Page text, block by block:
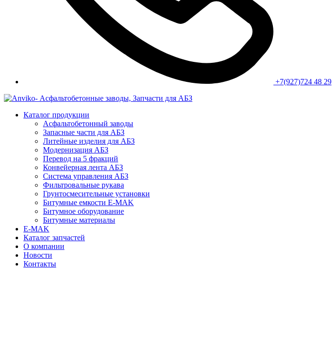
+7(927)724 48 29
Каталог продукции
Асфальтобетонный заводы
Запасные части для АБЗ
Литейные изделия для АБЗ
Модернизация АБЗ
Перевод на 5 фракций
Конвейерная лента АБЗ
Система управления АБЗ
Фильтровальные рукава
Грунтосмесительные установки
Битумные емкости E-MAK
Битумное оборудование
Битумные материалы
E-MAK
Каталог запчастей
О компании
Новости
Контакты